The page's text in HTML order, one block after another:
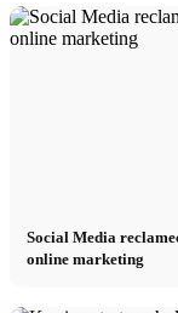
Social Media
online marketing